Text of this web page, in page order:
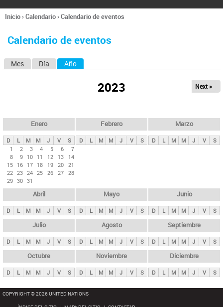
l
d
Se
usted
Inicio›Calendario›Calendario de eventos
Calendario de eventos
s
p
n
i
p
a
l
s
Mes Día Año
2023 Next »
Enero
D L M M J V
S
1
2 3 4 5 6
7
8
9 10 11 12 13
14
15 16 17 18 19 20 21
22 23 24 25 26 27 28
29 30 31
Febrero
D L M M J V S
Marzo
D L M M J V S
Abril
D L M M J V S
Mayo
D L M M J V S
Junio
D L M M J V S
Julio
D L M M J V S
Agosto
D L M M J V S
Septiembre
D L M M J V S
Octubre
D L M M J V S
Noviembre
D L M M J V S
Diciembre
D L M M J V S
COPYRIGHT © 2026 UNITED NATIONS